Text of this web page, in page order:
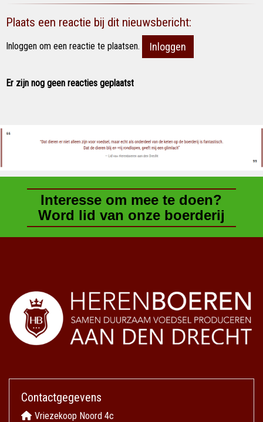
Plaats een reactie bij dit nieuwsbericht:
Inloggen om een reactie te plaatsen. Inloggen
Er zijn nog geen reacties geplaatst
Interesse om mee te doen?
Word lid van onze boerderij
Contactgegevens
Vriezekoop Noord 4c